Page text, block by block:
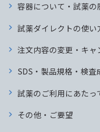
容器について・試薬の
試薬ダイレクトの使い
注文内容の変更・キャ
SDS・製品規格・検
試薬のご利用にあた
その他・ご要望